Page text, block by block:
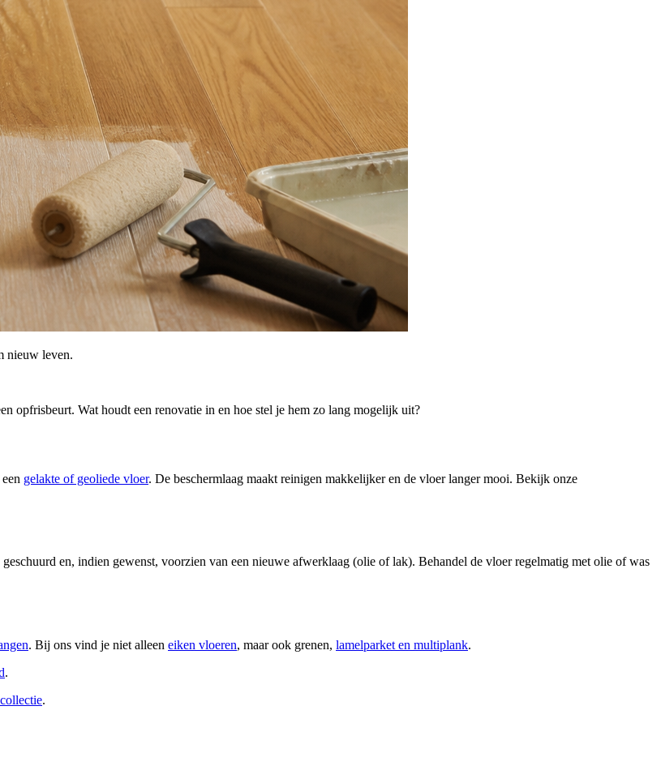
nieuw leven.
opfrisbeurt. Wat houdt een renovatie in en hoe stel je hem zo lang mogelijk uit?
gelakte of geoliede vloer. De beschermlaag maakt reinigen makkelijker en de vloer langer mooi. Bekijk onze
en, indien gewenst, voorzien van een nieuwe afwerklaag (olie of lak). Behandel de vloer regelmatig met olie of was
. Bij ons vind je niet alleen eiken vloeren, maar ook grenen, lamelparket en multiplank.
.
.